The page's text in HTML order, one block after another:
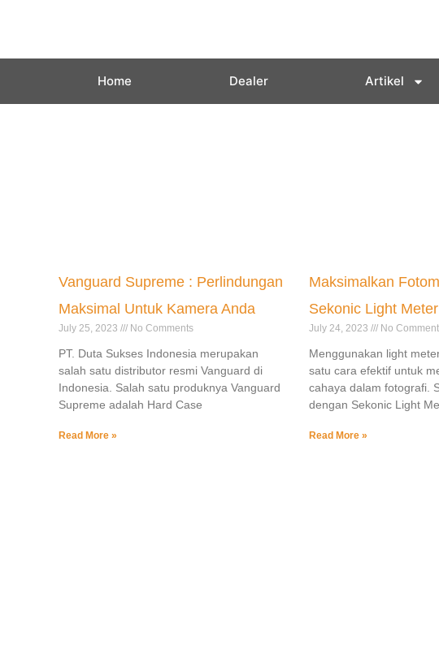
content
Home Dealer Artikel
Vanguard Supreme : Perlindungan
Maksimal Untuk Kamera Anda
July 25, 2023 No Comments
PT. Duta Sukses Indonesia merupakan
salah satu distributor resmi Vanguard di
Indonesia. Salah satu produknya Vanguard
Supreme adalah Hard Case
Read More »
Maksimalkan
Sekonic Light Meter
July 24, 2023 No
Menggunakan light
satu cara efektif untuk
cahaya dalam fotografi.
dengan Sekonic Light
Read More »